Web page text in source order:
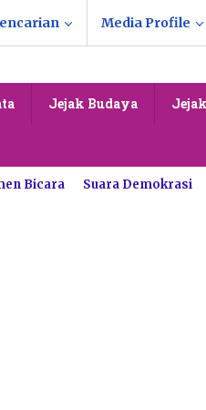
Media Profile
Jejak Budaya
Bicara Suara Demokrasi